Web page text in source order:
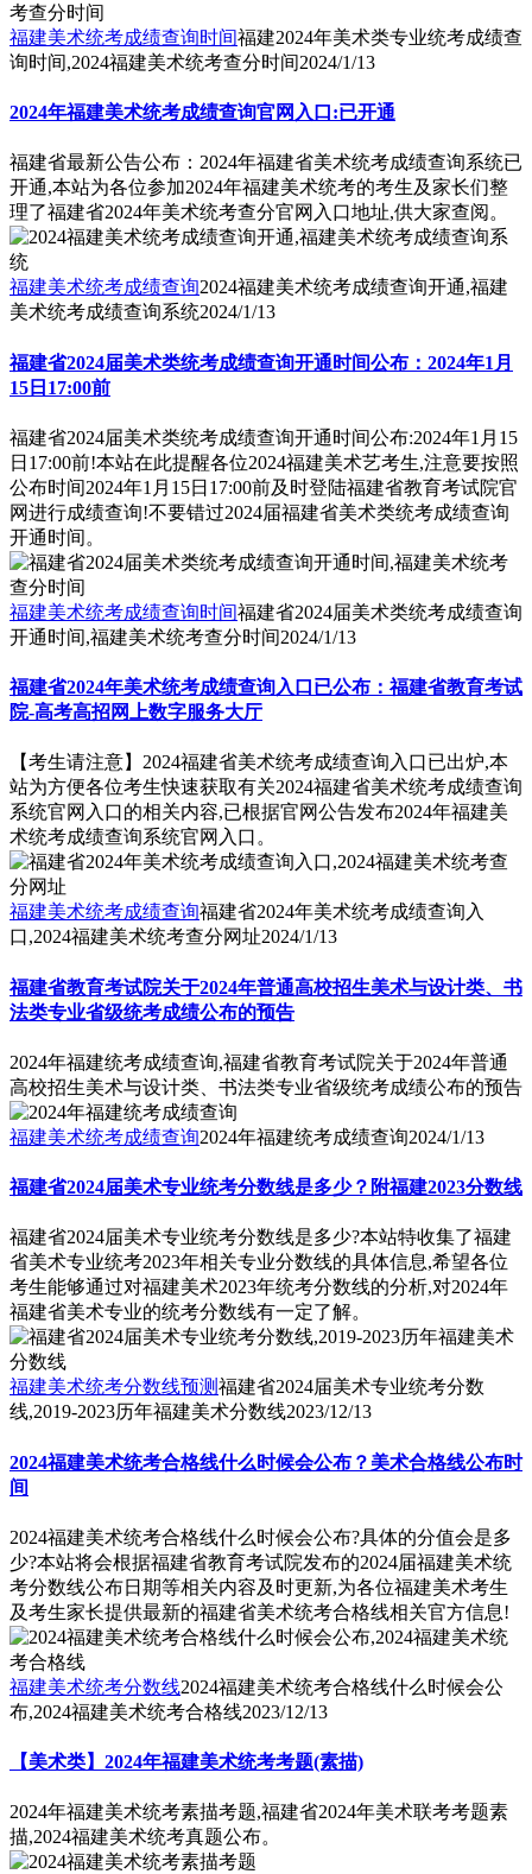
福建美术统考成绩查询时间福建2024年美术类专业统考成绩查
询时间,2024福建美术统考查分时间2024/1/13
2024年福建美术统考成绩查询官网入口:已开通
福建省最新公告公布：2024年福建省美术统考成绩查询系统已
开通,本站为各位参加2024年福建美术统考的考生及家长们整
理了福建省2024年美术统考查分官网入口地址,供大家查阅。
福建美术统考成绩查询2024福建美术统考成绩查询开通,福建
美术统考成绩查询系统2024/1/13
福建省2024届美术类统考成绩查询开通时间公布：2024年1月
15日17:00前
福建省2024届美术类统考成绩查询开通时间公布:2024年1月15
日17:00前!本站在此提醒各位2024福建美术艺考生,注意要按照
公布时间2024年1月15日17:00前及时登陆福建省教育考试院官
网进行成绩查询!不要错过2024届福建省美术类统考成绩查询
开通时间。
福建美术统考成绩查询时间福建省2024届美术类统考成绩查询
开通时间,福建美术统考查分时间2024/1/13
福建省2024年美术统考成绩查询入口已公布：福建省教育考试
院-高考高招网上数字服务大厅
【考生请注意】2024福建省美术统考成绩查询入口已出炉,本
站为方便各位考生快速获取有关2024福建省美术统考成绩查询
系统官网入口的相关内容,已根据官网公告发布2024年福建美
术统考成绩查询系统官网入口。
福建美术统考成绩查询福建省2024年美术统考成绩查询入
口,2024福建美术统考查分网址2024/1/13
福建省教育考试院关于2024年普通高校招生美术与设计类、书
法类专业省级统考成绩公布的预告
2024年福建统考成绩查询,福建省教育考试院关于2024年普通
高校招生美术与设计类、书法类专业省级统考成绩公布的预告
福建美术统考成绩查询2024年福建统考成绩查询2024/1/13
福建省2024届美术专业统考分数线是多少？附福建2023分数线
福建省2024届美术专业统考分数线是多少?本站特收集了福建
省美术专业统考2023年相关专业分数线的具体信息,希望各位
考生能够通过对福建美术2023年统考分数线的分析,对2024年
福建省美术专业的统考分数线有一定了解。
福建美术统考分数线预测福建省2024届美术专业统考分数
线,2019-2023历年福建美术分数线2023/12/13
2024福建美术统考合格线什么时候会公布？美术合格线公布时
间
2024福建美术统考合格线什么时候会公布?具体的分值会是多
少?本站将会根据福建省教育考试院发布的2024届福建美术统
考分数线公布日期等相关内容及时更新,为各位福建美术考生
及考生家长提供最新的福建省美术统考合格线相关官方信息!
福建美术统考分数线2024福建美术统考合格线什么时候会公
布,2024福建美术统考合格线2023/12/13
【美术类】2024年福建美术统考考题(素描)
2024年福建美术统考素描考题,福建省2024年美术联考考题素
描,2024福建美术统考真题公布。